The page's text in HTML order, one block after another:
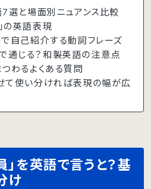
7選と場面別ニュアンス比較
の英語表現
で自己紹介する動詞フレーズ
じる？和製英語の注意点
つわるよくある質問
て使い分ければ表現の幅が広
」を英語で言うと？基
け